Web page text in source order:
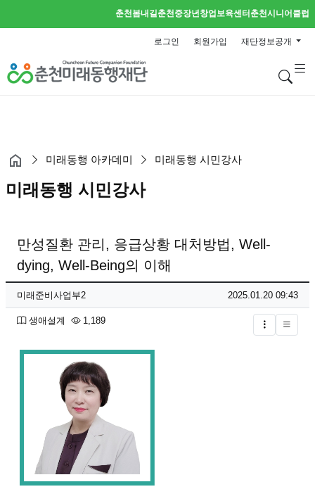
춘천봄내길춘천중장년창업보육센터 춘천시니어클럽
로그인 회원가입 재단정보공개
검
미래동행 아카데미 미래동행 시민강사
미래동행 시민강사
만성질환 관리, 응급상황 대처방법, Well-
dying, Well-Being의 이해
페이지 정보
작성자
미래준비사업부2 작성일
2025.01.20 09:43
분류
생애설계 1,189조회
글버튼
본문